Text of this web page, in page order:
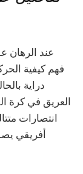
عند الرهان
فهم كيفية
دراية
العريق في كرة
انتصارات
أفريقي